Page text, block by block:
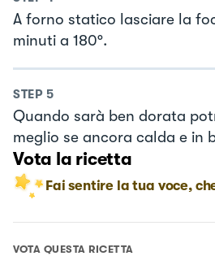
A forno statico lasciare la
minuti a 180°.
STEP 5
Quando sarà ben dorata
meglio se ancora calda e in
Vota la ricetta
Fai sentire la tua voce,
VOTA QUESTA RICETTA